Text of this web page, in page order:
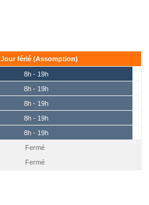
Jour férié (Assomption)
8h - 19h
8h - 19h
8h - 19h
8h - 19h
8h - 19h
Fermé
Fermé